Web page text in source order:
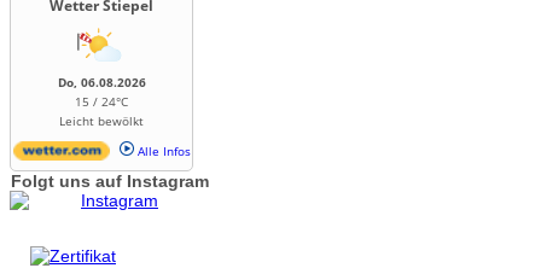
Wetter Stiepel
Do, 06.08.2026
15 / 24°C
Leicht bewölkt
Alle Infos
Folgt uns auf Instagram